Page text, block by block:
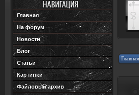
Главная
На форум
Новости
Блог
Статьи
Картинки
Файловый архив